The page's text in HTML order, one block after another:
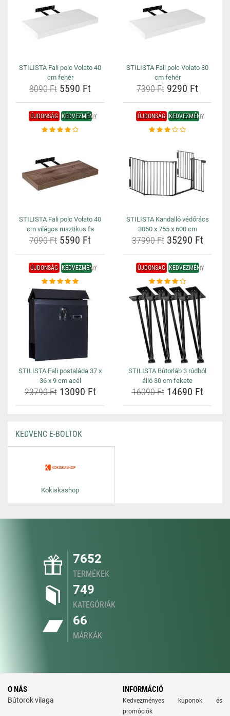
STILISTA Fali polc Volato 40
cm fehér
8090 Ft 5590 Ft
STILISTA Fali polc Volato 80
cm fehér
7390 Ft 9290 Ft
ÚJDONSÁG KEDVEZMÉNY
STILISTA Fali polc Volato 40
cm világos rusztikus fa
7090 Ft 5590 Ft
ÚJDONSÁG KEDVEZMÉNY
STILISTA Kandalló védőrács
3050 x 755 x 600 cm
37990 Ft35290 Ft
ÚJDONSÁG KEDVEZMÉNY
STILISTA Fali postaláda 37 x
36 x 9 cm acél
23790 Ft13090 Ft
ÚJDONSÁG KEDVEZMÉNY
STILISTA Bútorláb 3 rúdból
álló 30 cm fekete
16090 Ft14690 Ft
KEDVENC E-BOLTOK
Kokiskashop
7652
TERMÉKEK
749
KATEGÓRIÁK
66
MÁRKÁK
O NÁS
Bútorok vilaga
INFORMÁCIÓ
Kedvezményes kuponok és
promóciók